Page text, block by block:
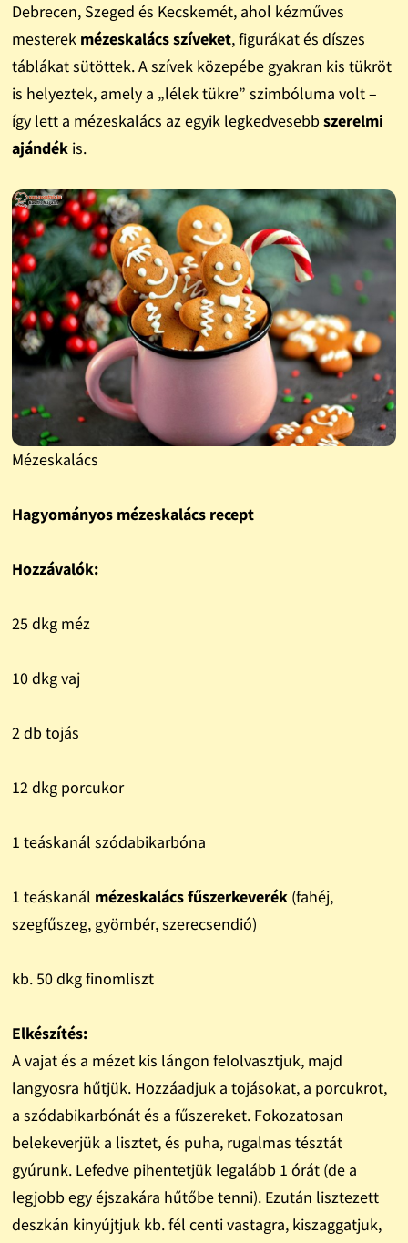
Debrecen, Szeged és Kecskemét, ahol kézműves
mesterek mézeskalács szíveket, figurákat és díszes
táblákat sütöttek. A szívek közepébe gyakran kis tükröt
is helyeztek, amely a „lélek tükre” szimbóluma volt –
így lett a mézeskalács az egyik legkedvesebbszerelmi
ajándékis.
Mézeskalács
Hagyományos mézeskalács recept
Hozzávalók:
25 dkg méz
10 dkg vaj
2 db tojás
12 dkg porcukor
1 teáskanál szódabikarbóna
1 teáskanál mézeskalács fűszerkeverék(fahéj,
szegfűszeg, gyömbér, szerecsendió)
kb. 50 dkg finomliszt
Elkészítés:
A vajat és a mézet kis lángon felolvasztjuk, majd
langyosra hűtjük. Hozzáadjuk a tojásokat, a porcukrot,
a szódabikarbónát és a fűszereket. Fokozatosan
belekeverjük a lisztet, és puha, rugalmas tésztát
gyúrunk. Lefedve pihentetjük legalább 1 órát (de a
legjobb egy éjszakára hűtőbe tenni). Ezután lisztezett
deszkán kinyújtjuk kb. fél centi vastagra, kiszaggatjuk,